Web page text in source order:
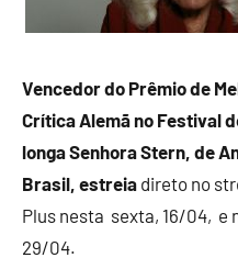
Vencedor do Prêmio de
Crítica Alemã no Festival
longaSenhora Stern, de
Brasil, estreia direto no
Plus nesta sexta, 16/04, e
29/04.